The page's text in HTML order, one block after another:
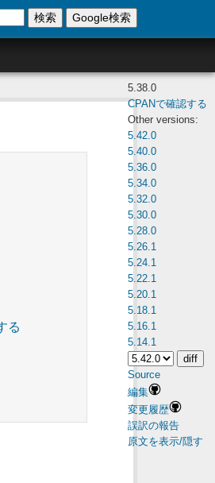
検索 Google検索
5.38.0
CPANで確認する
Other versions:
5.42.0
5.40.0
5.36.0
5.34.0
5.32.0
5.30.0
5.28.0
5.26.1
5.24.1
5.22.1
5.20.1
5.18.1
5.16.1
5.14.1
Source
編集
変更履歴
誤訳の報告
原文を表示/隠す
る